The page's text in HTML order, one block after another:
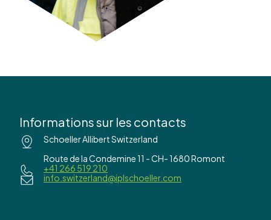
Informations sur les contacts
Schoeller Allibert Switzerland
Route de la Condemine 11 - CH- 1680 Romont
+41 266 519 210
info.switzerland@iplschoeller.com